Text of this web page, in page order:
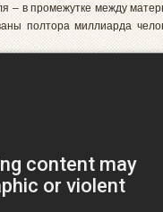
– в промежутке между
полтора миллиарда